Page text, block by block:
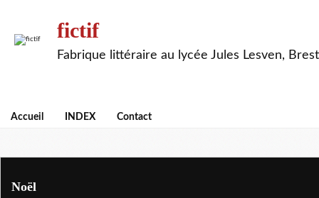
fictif
Fabrique littéraire au lycée Jules Lesven, Brest
Accueil INDEX Contact
Noël